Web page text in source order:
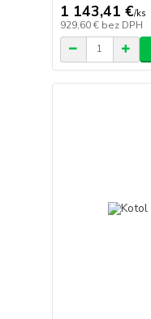
1 143,41 €/ks
929,60 € bez DPH